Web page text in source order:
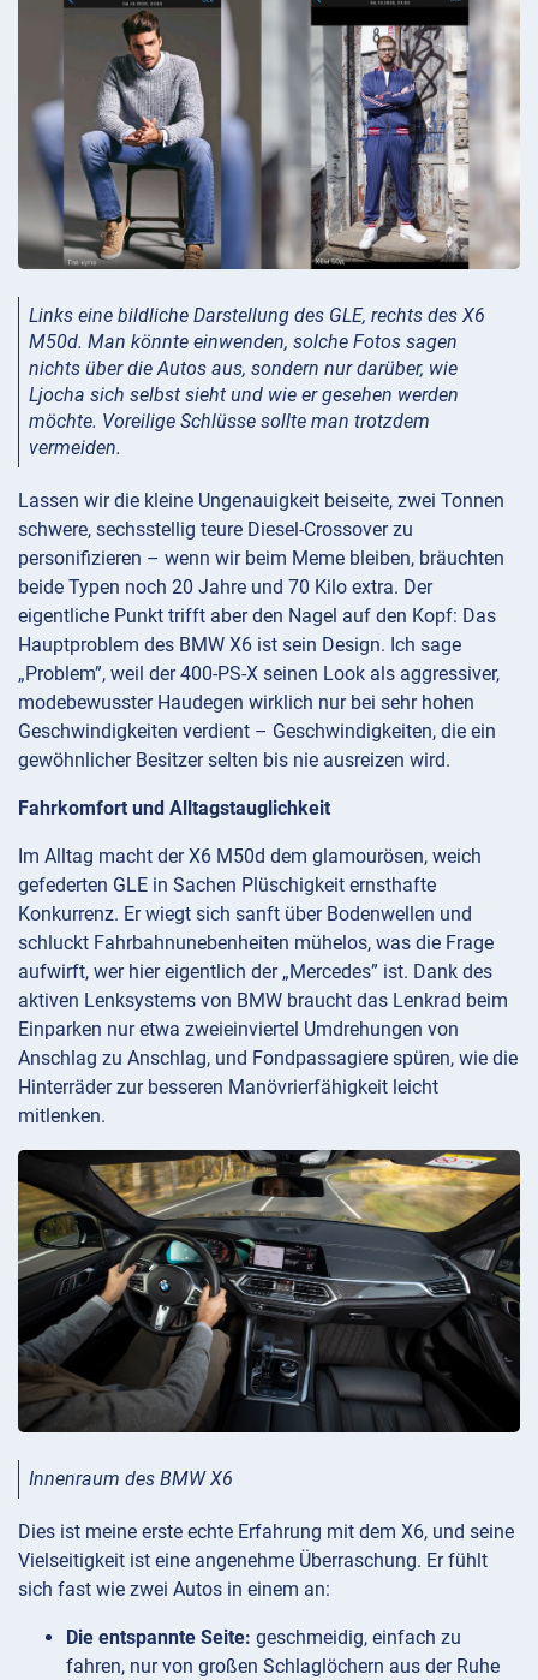
Links eine bildliche Darstellung des GLE, rechts des X6
M50d. Man könnte einwenden, solche Fotos sagen
nichts über die Autos aus, sondern nur darüber, wie
Ljocha sich selbst sieht und wie er gesehen werden
möchte. Voreilige Schlüsse sollte man trotzdem
vermeiden.
Lassen wir die kleine Ungenauigkeit beiseite, zwei Tonnen
schwere, sechsstellig teure Diesel-Crossover zu
personifizieren – wenn wir beim Meme bleiben, bräuchten
beide Typen noch 20 Jahre und 70 Kilo extra. Der
eigentliche Punkt trifft aber den Nagel auf den Kopf: Das
Hauptproblem des BMW X6 ist sein Design. Ich sage
„Problem”, weil der 400-PS-X seinen Look als aggressiver,
modebewusster Haudegen wirklich nur bei sehr hohen
Geschwindigkeiten verdient – Geschwindigkeiten, die ein
gewöhnlicher Besitzer selten bis nie ausreizen wird.
Fahrkomfort und Alltagstauglichkeit
Im Alltag macht der X6 M50d dem glamourösen, weich
gefederten GLE in Sachen Plüschigkeit ernsthafte
Konkurrenz. Er wiegt sich sanft über Bodenwellen und
schluckt Fahrbahnunebenheiten mühelos, was die Frage
aufwirft, wer hier eigentlich der „Mercedes” ist. Dank des
aktiven Lenksystems von BMW braucht das Lenkrad beim
Einparken nur etwa zweieinviertel Umdrehungen von
Anschlag zu Anschlag, und Fondpassagiere spüren, wie die
Hinterräder zur besseren Manövrierfähigkeit leicht
mitlenken.
Innenraum des BMW X6
Dies ist meine erste echte Erfahrung mit dem X6, und seine
Vielseitigkeit ist eine angenehme Überraschung. Er fühlt
sich fast wie zwei Autos in einem an:
Die entspannte Seite: geschmeidig, einfach zu
fahren, nur von großen Schlaglöchern aus der Ruhe